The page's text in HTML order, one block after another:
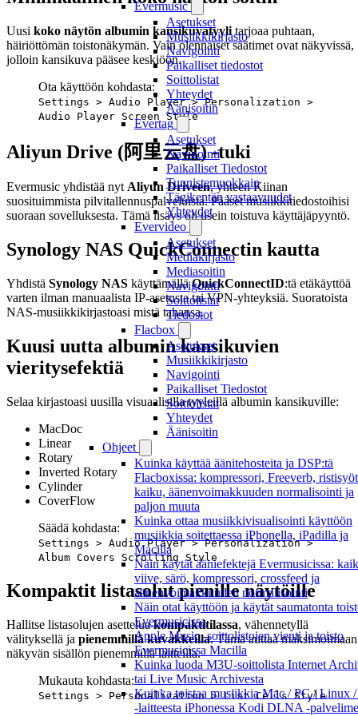
Evermusic
Asetukset
Musiikkikirjasto
Navigointi
Paikalliset tiedostot
Soittolistat
Yhteydet
Äänisoitin
Evertag
Asetukset
Navigointi
Paikalliset Tiedostot
Tunnistemuokkain
Tägikentän vastaavuudet
Yhteydet
Evervideo
Asetukset
Mediakirjasto
Mediasoitin
Navigointi
Soittolistat
Tiedostot
Flacbox
Asetukset
Musiikkikirjasto
Navigointi
Paikalliset Tiedostot
Soittolistat
Yhteydet
Äänisoitin
Ohjeet
Kuinka käyttää äänitehosteita ja DSP:tä
Flacboxissa: kompressori, Freeverb,
kaiku, äänenvoimakkuuden normalisointi ja
paljon muuta
Kuinka ottaa musiikkivisualisointi käyttöön
musiikkia soitettaessa iPhonella, iPadilla ja
Macilla
Näin käytät ääniefektejä Evermusicissa:
viive, särö, kompressori, crossfeed ja
äänenvoimakkuuden normalisointi
Näin otat käyttöön ja käytät saumatonta
Evermusicissa
Apple Music -soittolistojen vienti ja toisto
Evermusicissa Macilla
Kuinka luoda M3U-soittolista Internet
tai Live Music Archivesta
Kuinka toistaa musiikkia Mac / PC / Linux
-laitteesta iPhonessa Kodi DLNA -
Uusi koko näytön albumin kansikuvatyyli tarjoaa puhtaan,
häiriöttömän toistonäkymän. Vain olennaiset säätimet ovat näkyvissä,
jolloin kansikuva pääsee keskiöön.
Ota käyttöön kohdasta:
Settings > Audio Player > Personalization >
Audio Player Screen Style
Aliyun Drive (阿里云盘) -tuki
Evermusic yhdistää nytAliyun Driveen, yhteen Kiinan
suosituimmista pilvitallennuspalveluista. Pääset musiikkitiedostoihisi
suoraan sovelluksesta. Tämä lisäys oli usein toistuva käyttäjäpyyntö.
Synology NAS QuickConnectin kautta
Yhdistä Synology NAS käyttämälläQuickConnectID:tä etäkäyttöä
varten ilman manuaalista IP-asetusta tai VPN-yhteyksiä. Suoratoista
NAS-musiikkikirjastoasi mistä tahansa.
Kuusi uutta albumin kansikuvien
vieritysefektiä
Selaa kirjastoasi uusilla visuaalisilla tyyleillä albumin kansikuville:
MacDoc
Linear
Rotary
Inverted Rotary
Cylinder
CoverFlow
Säädä kohdasta:
Settings > Audio Player > Personalization >
Album Covers Scrolling Style
Kompaktit listasolut pienille näytöille
Hallitse listasolujen asetteluakompaktitilassa, vähennetyllä
välityksellä ja pienemmillä kuvakkeilla. Tämä auttaa maksimoimaan
näkyvän sisällön pienemmillä laitteilla.
Mukauta kohdasta:
Settings > Personalization > List Cells Style